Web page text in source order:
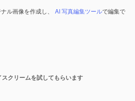
ル画像を作成し、 AI 写真編集ツールで編集で
クリームを試してもらいます